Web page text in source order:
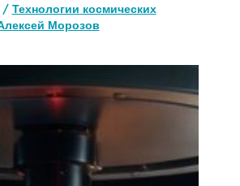
/ Технологии космических
Морозов